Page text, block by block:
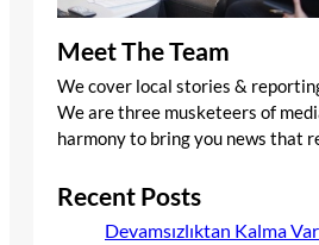
Meet The Team
We cover local stories &
We are three musketeers of
harmony to bring you news that
Recent Posts
Devamsızlıktan Kalma